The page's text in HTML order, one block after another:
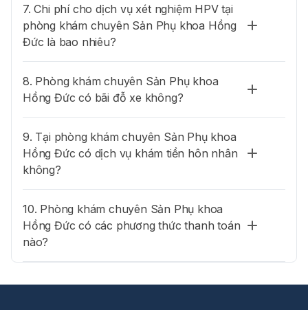
7. Chi phí cho dịch vụ xét nghiệm HPV tại
phòng khám chuyên Sản Phụ khoa Hồng
Đức là bao nhiêu?
8. Phòng khám chuyên Sản Phụ khoa
Hồng Đức có bãi đỗ xe không?
9. Tại phòng khám chuyên Sản Phụ khoa
Hồng Đức có dịch vụ khám tiền hôn nhân
không?
10. Phòng khám chuyên Sản Phụ khoa
Hồng Đức có các phương thức thanh toán
nào?